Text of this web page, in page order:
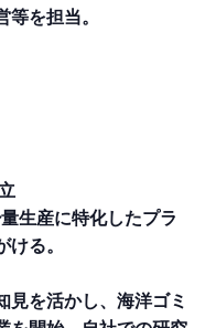
を担当。
生産に特化したプラ
る。
見を活かし、海洋ゴミ